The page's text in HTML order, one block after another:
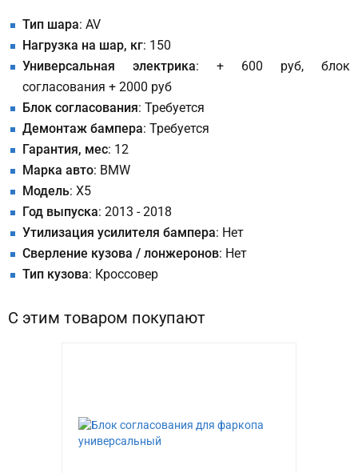
Тип шара: AV
Нагрузка на шар, кг: 150
Универсальная электрика: + 600 руб, блок
согласования + 2000 руб
Блок согласования: Требуется
Демонтаж бампера: Требуется
Гарантия, мес: 12
Марка авто: BMW
Модель: X5
Год выпуска: 2013 - 2018
Утилизация усилителя бампера: Нет
Сверление кузова / лонжеронов: Нет
Тип кузова: Кроссовер
С этим товаром покупают